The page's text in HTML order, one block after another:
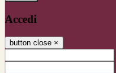
Accedi
button close ×